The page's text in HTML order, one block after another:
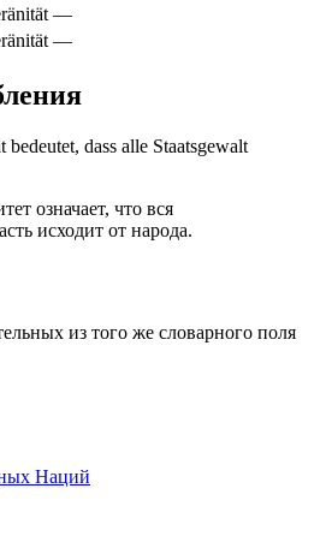
—
—
dass alle Staatsgewalt
означает, что вся
исходит от народа.
из того же словарного поля
Наций